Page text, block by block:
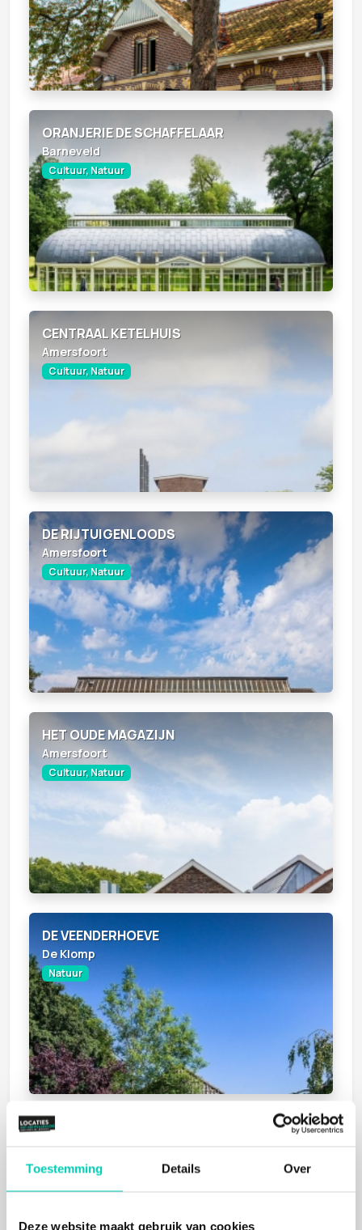
Toestemming Details Over
Deze website maakt gebruik van cookies
ORANJERIE DE SCHAFFELAAR
Barneveld
Cultuur, Natuur
CENTRAAL KETELHUIS
Amersfoort
Cultuur, Natuur
DE RIJTUIGENLOODS
Amersfoort
Cultuur, Natuur
HET OUDE MAGAZIJN
Amersfoort
Cultuur, Natuur
DE VEENDERHOEVE
De Klomp
Natuur
HOEVE SPARRENDAM
Natuur